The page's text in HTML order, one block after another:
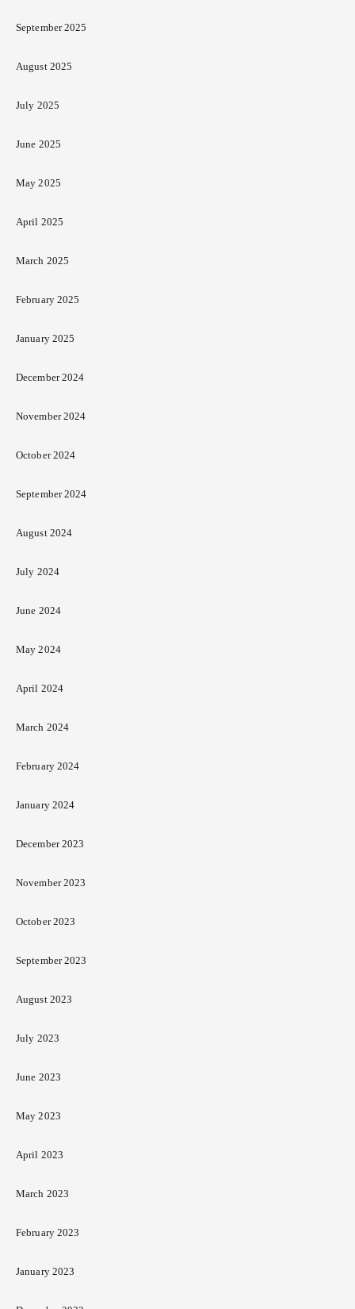
September 2025
August 2025
July 2025
June 2025
May 2025
April 2025
March 2025
February 2025
January 2025
December 2024
November 2024
October 2024
September 2024
August 2024
July 2024
June 2024
May 2024
April 2024
March 2024
February 2024
January 2024
December 2023
November 2023
October 2023
September 2023
August 2023
July 2023
June 2023
May 2023
April 2023
March 2023
February 2023
January 2023